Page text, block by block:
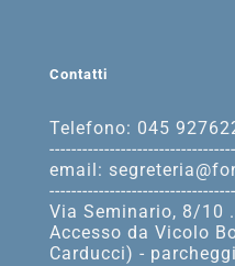
Contatti
Telefono: 045
email:
Via Seminario, 8/10
Accesso da Vicolo
Carducci) -